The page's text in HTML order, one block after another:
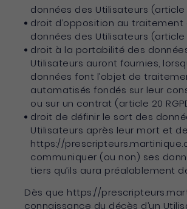
données des Utilisateurs (article
droit d’opposition au traitement
données des Utilisateurs (article
droit à la portabilité des
Utilisateurs auront fournies,
données font l’objet de
automatisés fondés sur leur
ou sur un contrat (article 20
droit de définir le sort des
Utilisateurs après leur mort et
https://
communiquer (ou non) ses
tiers qu’ils aura préalablement
Dès que https://
connaissance du décès d’un